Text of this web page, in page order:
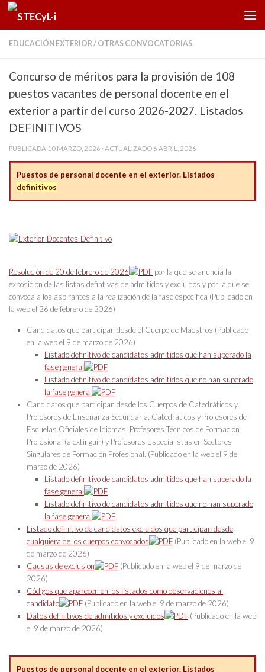
Saltar al contenido
EDUCACIÓN EXTERIOR/ OTRAS CONVOCATORIAS
Concurso de méritos para la provisión de 108
puestos vacantes de personal docente en el
exterior a partir del curso 2026-2027. Listados
DEFINITIVOS
PUBLICADA 10 MARZO, 2026 · ACTUALIZADO 6 ABRIL, 2026
Puestos de personal docente en el exterior. Listados
definitivos
Resolución de 20 de febrero de 2026
por la que se anuncia la
exposición de las listas defintivas de admitidos y excluidos y por la que se
convoca a los aspirantes a la realización de la fase específica (Publicado en
la web el 26 de febrero de 2026)
Candidatos que participan desde el Cuerpo de Maestros (Publicado
en la web el 9 de marzo de 2026)
Listado definitivo de candidatos admitidos que han superado la
fase general
Listado definitivo de candidatos admitidos que no han superado
la fase general
Candidatos que participan desde los Cuerpos de Catedráticos y
Profesores de Enseñanza Secundaria, Catedráticos y Profesores de
Escuelas Oficiales de Idiomas, Profesores Técnicos de Formación
Profesional (a extinguir) y Profesores Especialistas en Sectores
Singulares de Formación Profesional. (Publicado en la web el 9 de
marzo de 2026)
Listado definitivo de candidatos admitidos que han superado la
fase general
Listado definitivo de candidatos admitidos que no han superado
la fase general
Listado definitivo de candidatos excluidos que participan desde
cualquiera de los cuerpos convocados
(Publicado en la web el 9
de marzo de 2026)
Causas de exclusión
(Publicado en la web el 9 de marzo de
2026)
Códigos que aparecen en los listados como observaciones al
candidato
(Publicado en la web el 9 de marzo de 2026)
Datos definitivos de admitidos y excluidos
(Publicado en la web
el 9 de marzo de 2026)
Puestos de personal docente en el exterior. Listados